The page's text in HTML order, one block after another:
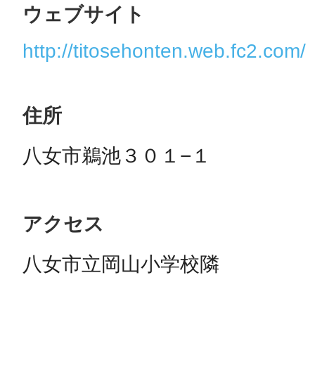
ウェブサイト
http://titosehonten.web.fc2.com/
住所
八女市鵜池３０１−１
アクセス
八女市立岡山小学校隣